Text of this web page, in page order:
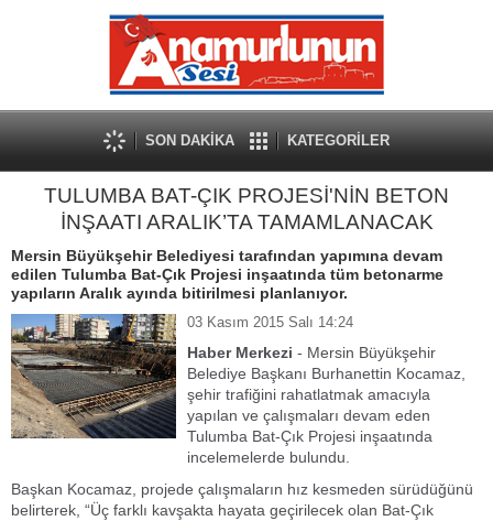
SON DAKİKA KATEGORİLER
TULUMBA BAT-ÇIK PROJESİ'NİN BETON
İNŞAATI ARALIK’TA TAMAMLANACAK
Mersin Büyükşehir Belediyesi tarafından yapımına devam
edilen Tulumba Bat-Çık Projesi inşaatında tüm betonarme
yapıların Aralık ayında bitirilmesi planlanıyor.
03 Kasım 2015 Salı 14:24
Haber Merkezi - Mersin Büyükşehir
Belediye Başkanı Burhanettin Kocamaz,
şehir trafiğini rahatlatmak amacıyla
yapılan ve çalışmaları devam eden
Tulumba Bat-Çık Projesi inşaatında
incelemelerde bulundu.
Başkan Kocamaz, projede çalışmaların hız kesmeden sürüdüğünü
belirterek, “Üç farklı kavşakta hayata geçirilecek olan Bat-Çık